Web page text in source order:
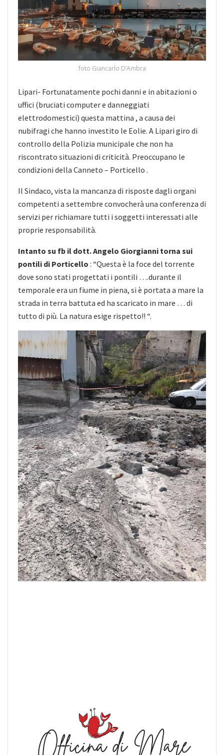
foto Giancarlo D’Ambra
Lipari- Fortunatamente pochi danni e in abitazioni o
uffici (bruciati computer e danneggiati
elettrodomestici) questa mattina , a causa dei
nubifragi che hanno investito le Eolie. A Lipari giro di
controllo della Polizia municipale che non ha
riscontrato situazioni di criticità. Preoccupano le
condizioni della Canneto – Porticello .
Il Sindaco, vista la mancanza di risposte dagli organi
competenti a settembre convocherà una conferenza di
servizi per richiamare tutti i soggetti interessati alle
proprie responsabilità.
Intanto su fb il dott. Angelo Giorgianni torna sui
pontili di Porticello : “Questa è la foce del torrente
dove sono stati progettati i pontili ….durante il
temporale era un fiume in piena, si è portata a mare la
strada in terra battuta ed ha scaricato in mare … di
tutto di più. La natura esige rispetto!! “.